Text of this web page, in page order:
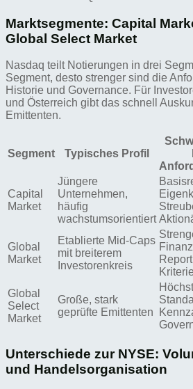
Marktsegmente: Capital
Global Select Market
Nasdaq teilt Notierungen in drei
Segment, desto strenger sind die
Historie und Governance. Für
und Österreich gibt das schnell
Emittenten.
Segment Typisches Profil
Capital
Market
Jüngere
Unternehmen,
häufig
wachstumsorientiert
Global
Market
Etablierte Mid-Caps
mit breiterem
Investorenkreis
Global
Select
Market
Große, stark
geprüfte Emittenten
Unterschiede zur NYSE:
und Handelsorganisation